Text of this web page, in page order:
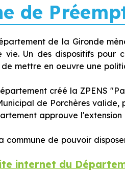
de
de la Gironde
Un des dispositifs pour
mettre en oeuvre une
créé la ZPENS
de Porchères
approuve
commune de pouvoir
internet du